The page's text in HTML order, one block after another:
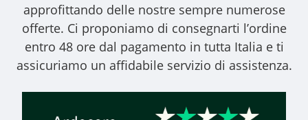
approfittando delle nostre sempre numerose
offerte. Ci proponiamo di consegnarti l’ordine
entro 48 ore dal pagamento in tutta Italia e ti
assicuriamo un affidabile servizio di assistenza.